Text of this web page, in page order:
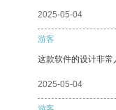
2025-05-04
游客
这款软件的设计非常
2025-05-04